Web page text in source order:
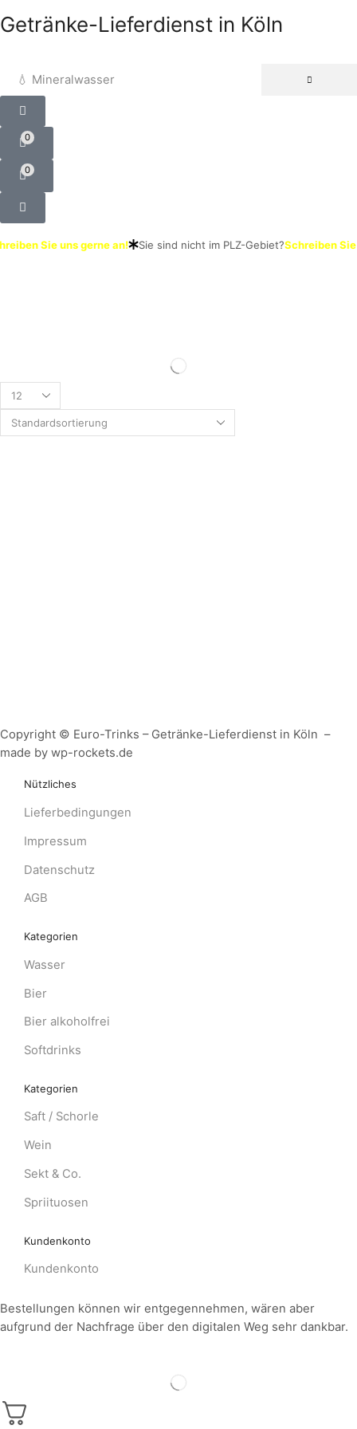
Getränke-Lieferdienst in Köln
💧 Mineralwasser
0
0
Sie uns gerne an! Sie sind nicht im PLZ-Gebiet?Schreiben Sie
Copyright © Euro-Trinks – Getränke-Lieferdienst in Köln –
made by wp-rockets.de
Nützliches
Lieferbedingungen
Impressum
Datenschutz
AGB
Kategorien
Wasser
Bier
Bier alkoholfrei
Softdrinks
Kategorien
Saft / Schorle
Wein
Sekt & Co.
Spriituosen
Kundenkonto
Kundenkonto
Bestellungen können wir entgegennehmen, wären aber
aufgrund der Nachfrage über den digitalen Weg sehr dankbar.